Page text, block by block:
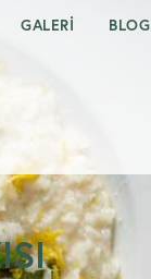
GALERI BLOG